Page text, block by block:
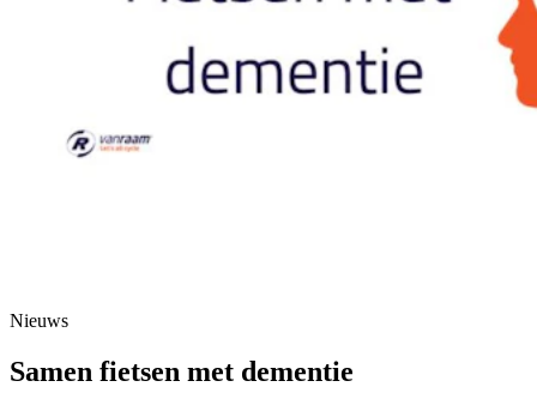
Nieuws
Samen fietsen met dementie